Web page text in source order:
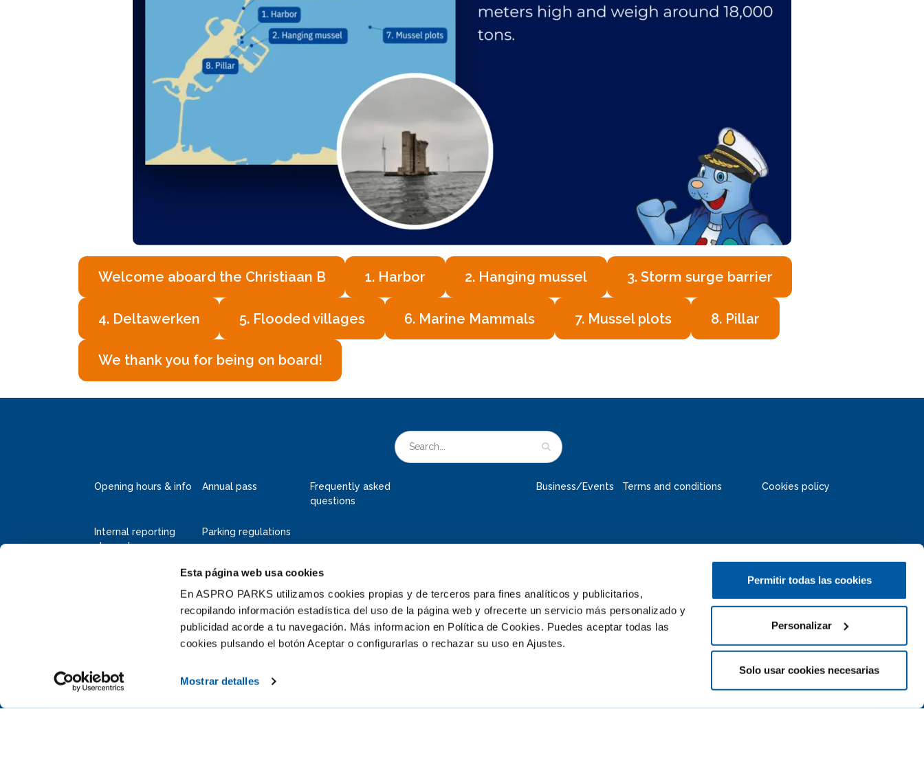
Esta página web usa cookies
En ASPRO PARKS utilizamos cookies propias y de terceros para fines analíticos y publicitarios,
recopilando información estadística del uso de la página web y ofrecerte un servicio más personalizado y
publicidad acorde a tu navegación. Más informacion en Política de Cookies. Puedes aceptar todas las
cookies pulsando el botón Aceptar o configurarlas o rechazar su uso en Ajustes.
Mostrar detalles
Permitir todas las cookies
Personalizar
Solo usar cookies necesarias
Welcome aboard the Christiaan B 1. Harbor 2. Hanging mussel 3. Storm surge barrier
4. Deltawerken 5. Flooded villages 6. Marine Mammals 7. Mussel plots 8. Pillar
We thank you for being on board!
Opening hours & info Annual pass
Frequently asked
questions
Internal reporting
channel
Parking regulations
Business/Events Terms and conditions Cookies policy